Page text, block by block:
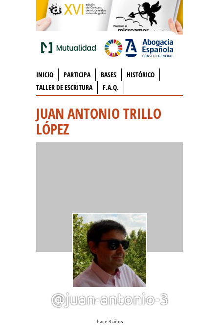
INICIO PARTICIPA BASES
HISTÓRICO
TALLER DE ESCRITURA
F.A.Q.
JUAN ANTONIO TRILLO
LÓPEZ
@juan-antonio-3
hace 3 años